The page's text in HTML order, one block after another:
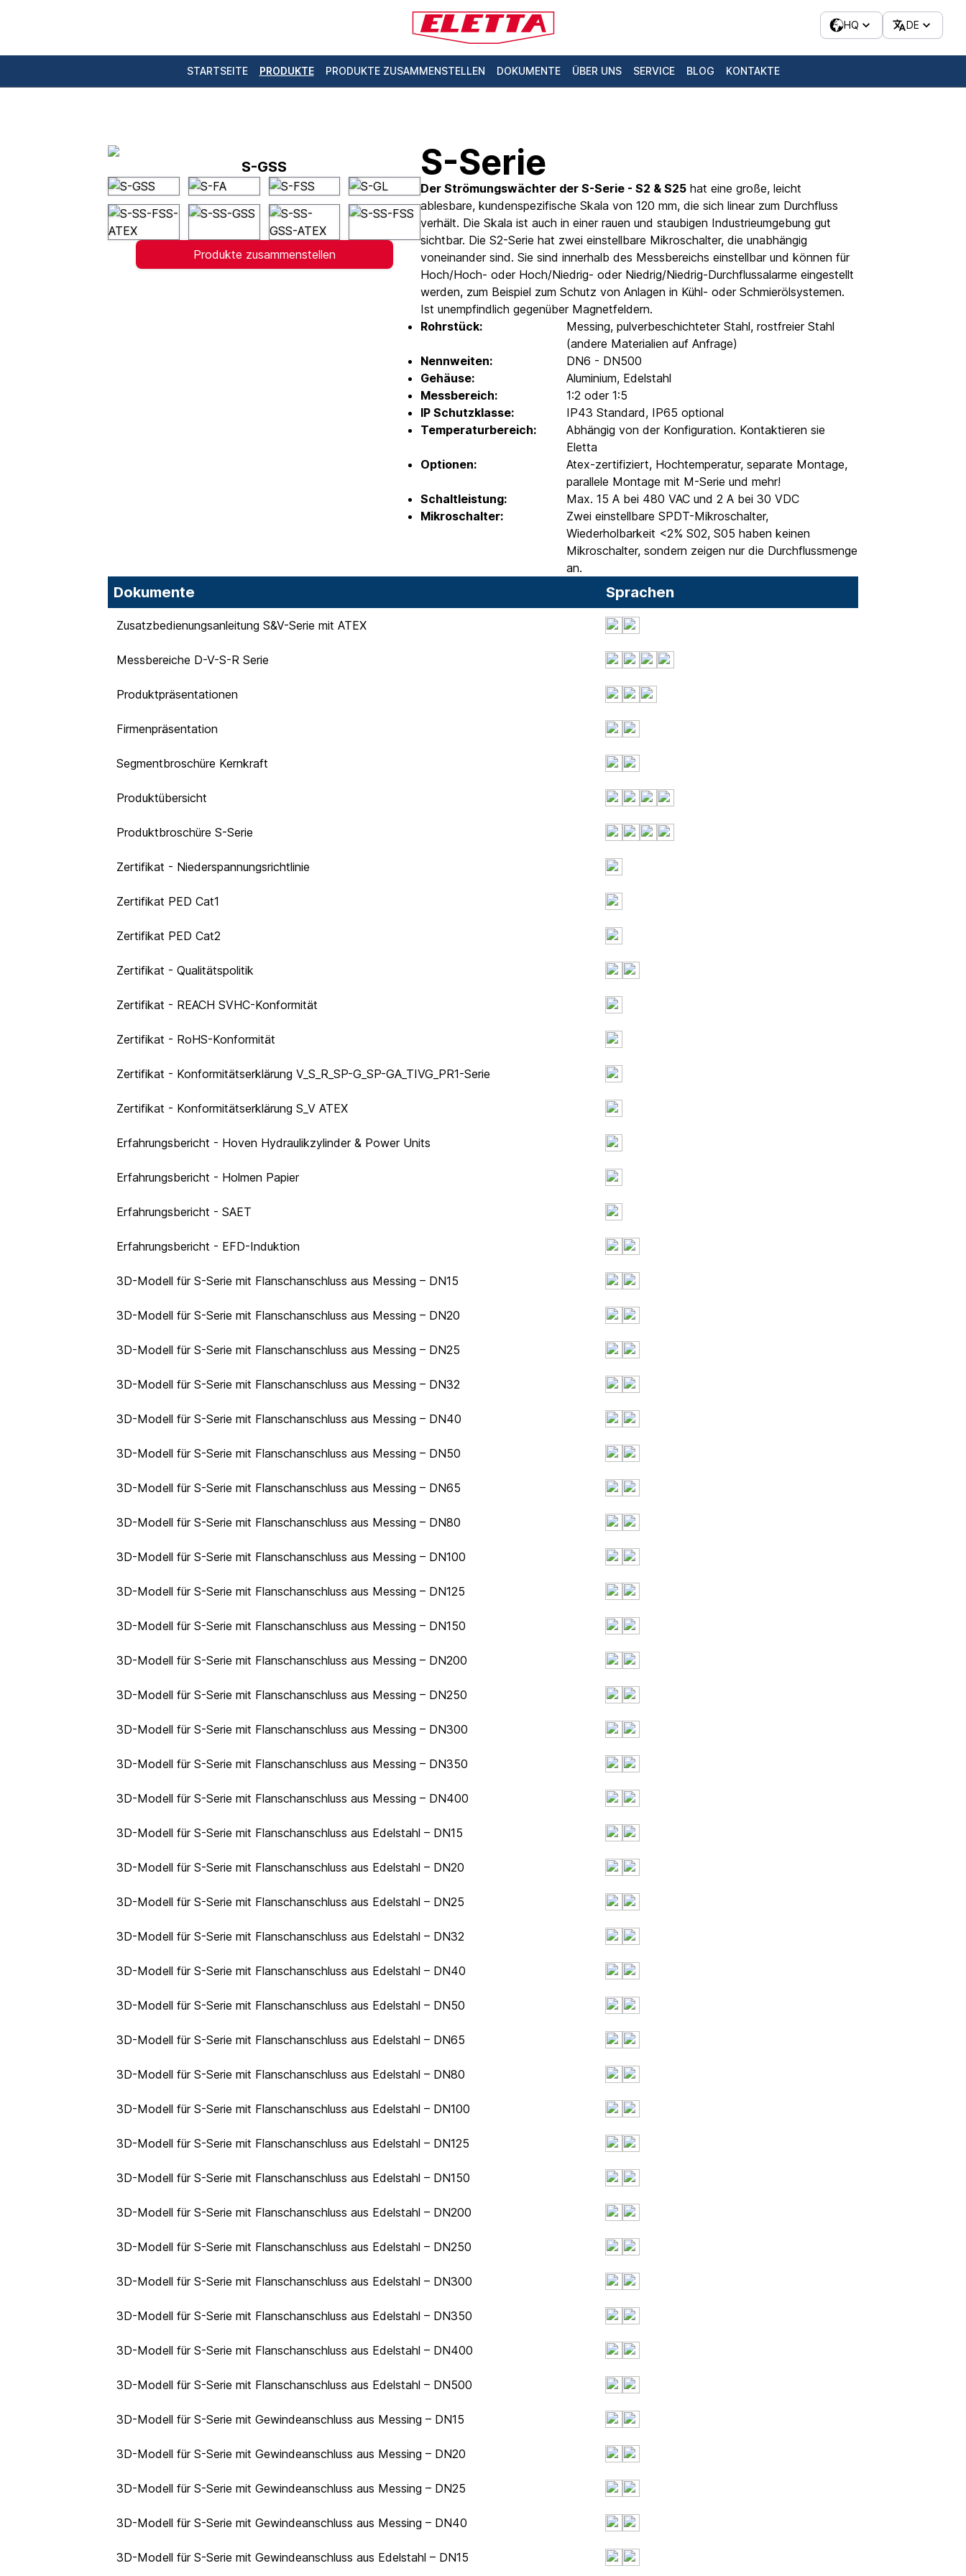
HQ DE
STARTSEITE PRODUKTE PRODUKTE ZUSAMMENSTELLEN DOKUMENTE ÜBER UNS SERVICE BLOG KONTAKTE
S-GSS
Produkte zusammenstellen
S-Serie
Der Strömungswächter der S-Serie - S2 & S25 hat eine große, leicht
ablesbare, kundenspezifische Skala von 120 mm, die sich linear zum Durchfluss
verhält. Die Skala ist auch in einer rauen und staubigen Industrieumgebung gut
sichtbar. Die S2-Serie hat zwei einstellbare Mikroschalter, die unabhängig
voneinander sind. Sie sind innerhalb des Messbereichs einstellbar und können für
Hoch/Hoch- oder Hoch/Niedrig- oder Niedrig/Niedrig-Durchflussalarme eingestellt
werden, zum Beispiel zum Schutz von Anlagen in Kühl- oder Schmierölsystemen.
Ist unempfindlich gegenüber Magnetfeldern.
Rohrstück:
Messing, pulverbeschichteter Stahl, rostfreier Stahl
(andere Materialien auf Anfrage)
Nennweiten:
DN6 - DN500
Gehäuse:
Aluminium, Edelstahl
Messbereich:
1:2 oder 1:5
IP Schutzklasse:
IP43 Standard, IP65 optional
Temperaturbereich:
Abhängig von der Konfiguration. Kontaktieren sie
Eletta
Optionen:
Atex-zertifiziert, Hochtemperatur, separate Montage,
parallele Montage mit M-Serie und mehr!
Schaltleistung:
Max. 15 A bei 480 VAC und 2 A bei 30 VDC
Mikroschalter:
Zwei einstellbare SPDT-Mikroschalter,
Wiederholbarkeit <2% S02, S05 haben keinen
Mikroschalter, sondern zeigen nur die Durchflussmenge
an.
Dokumente Sprachen
Zusatzbedienungsanleitung S&V-Serie mit ATEX
Messbereiche D-V-S-R Serie
Produktpräsentationen
Firmenpräsentation
Segmentbroschüre Kernkraft
Produktübersicht
Produktbroschüre S-Serie
Zertifikat - Niederspannungsrichtlinie
Zertifikat PED Cat1
Zertifikat PED Cat2
Zertifikat - Qualitätspolitik
Zertifikat - REACH SVHC-Konformität
Zertifikat - RoHS-Konformität
Zertifikat - Konformitätserklärung V_S_R_SP-G_SP-GA_TIVG_PR1-Serie
Zertifikat - Konformitätserklärung S_V ATEX
Erfahrungsbericht - Hoven Hydraulikzylinder & Power Units
Erfahrungsbericht - Holmen Papier
Erfahrungsbericht - SAET
Erfahrungsbericht - EFD-Induktion
3D-Modell für S-Serie mit Flanschanschluss aus Messing – DN15
3D-Modell für S-Serie mit Flanschanschluss aus Messing – DN20
3D-Modell für S-Serie mit Flanschanschluss aus Messing – DN25
3D-Modell für S-Serie mit Flanschanschluss aus Messing – DN32
3D-Modell für S-Serie mit Flanschanschluss aus Messing – DN40
3D-Modell für S-Serie mit Flanschanschluss aus Messing – DN50
3D-Modell für S-Serie mit Flanschanschluss aus Messing – DN65
3D-Modell für S-Serie mit Flanschanschluss aus Messing – DN80
3D-Modell für S-Serie mit Flanschanschluss aus Messing – DN100
3D-Modell für S-Serie mit Flanschanschluss aus Messing – DN125
3D-Modell für S-Serie mit Flanschanschluss aus Messing – DN150
3D-Modell für S-Serie mit Flanschanschluss aus Messing – DN200
3D-Modell für S-Serie mit Flanschanschluss aus Messing – DN250
3D-Modell für S-Serie mit Flanschanschluss aus Messing – DN300
3D-Modell für S-Serie mit Flanschanschluss aus Messing – DN350
3D-Modell für S-Serie mit Flanschanschluss aus Messing – DN400
3D-Modell für S-Serie mit Flanschanschluss aus Edelstahl – DN15
3D-Modell für S-Serie mit Flanschanschluss aus Edelstahl – DN20
3D-Modell für S-Serie mit Flanschanschluss aus Edelstahl – DN25
3D-Modell für S-Serie mit Flanschanschluss aus Edelstahl – DN32
3D-Modell für S-Serie mit Flanschanschluss aus Edelstahl – DN40
3D-Modell für S-Serie mit Flanschanschluss aus Edelstahl – DN50
3D-Modell für S-Serie mit Flanschanschluss aus Edelstahl – DN65
3D-Modell für S-Serie mit Flanschanschluss aus Edelstahl – DN80
3D-Modell für S-Serie mit Flanschanschluss aus Edelstahl – DN100
3D-Modell für S-Serie mit Flanschanschluss aus Edelstahl – DN125
3D-Modell für S-Serie mit Flanschanschluss aus Edelstahl – DN150
3D-Modell für S-Serie mit Flanschanschluss aus Edelstahl – DN200
3D-Modell für S-Serie mit Flanschanschluss aus Edelstahl – DN250
3D-Modell für S-Serie mit Flanschanschluss aus Edelstahl – DN300
3D-Modell für S-Serie mit Flanschanschluss aus Edelstahl – DN350
3D-Modell für S-Serie mit Flanschanschluss aus Edelstahl – DN400
3D-Modell für S-Serie mit Flanschanschluss aus Edelstahl – DN500
3D-Modell für S-Serie mit Gewindeanschluss aus Messing – DN15
3D-Modell für S-Serie mit Gewindeanschluss aus Messing – DN20
3D-Modell für S-Serie mit Gewindeanschluss aus Messing – DN25
3D-Modell für S-Serie mit Gewindeanschluss aus Messing – DN40
3D-Modell für S-Serie mit Gewindeanschluss aus Edelstahl – DN15